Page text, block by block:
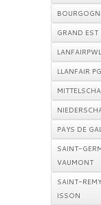
GRAND EST
LLANFAIR PG
PAYS DE
SAINT-
VAUMONT
SAINT-
ISSON